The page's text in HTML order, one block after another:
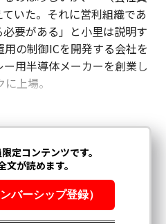
いた。それに営利組織であ
要がある」と小里は説明す
の制御ICを開発する会社を
用半導体メーカーを創業し
上場。